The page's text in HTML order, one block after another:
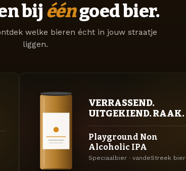
bij ééngoed bier.
welke bieren écht in jouw straatje
liggen.
VERRASSEND.
UITGEKIEND. RAAK.
Playground Non
Alcoholic IPA
Speciaalbier · vandeStreek bier